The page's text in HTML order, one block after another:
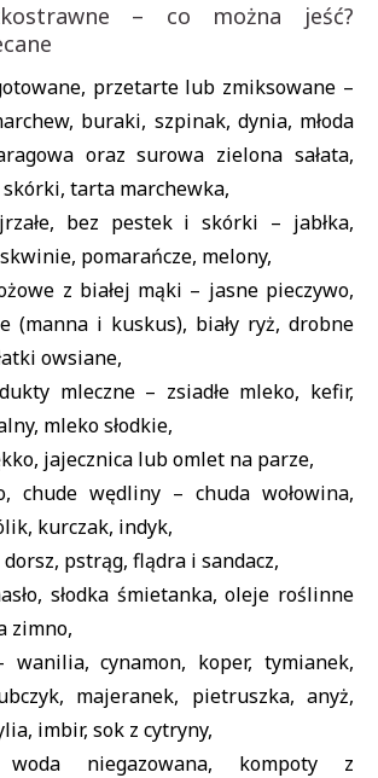
– co można jeść?
przetarte lub zmiksowane –
buraki, szpinak, dynia, młoda
oraz surowa zielona sałata,
tarta marchewka,
bez pestek i skórki – jabłka,
pomarańcze, melony,
z białej mąki – jasne pieczywo,
(manna i kuskus), biały ryż, drobne
owsiane,
mleczne – zsiadłe mleko, kefir,
mleko słodkie,
jajecznica lub omlet na parze,
chude wędliny – chuda wołowina,
kurczak, indyk,
pstrąg, flądra i sandacz,
słodka śmietanka, oleje roślinne
zimno,
wanilia, cynamon, koper, tymianek,
majeranek, pietruszka, anyż,
imbir, sok z cytryny,
niegazowana, kompoty z